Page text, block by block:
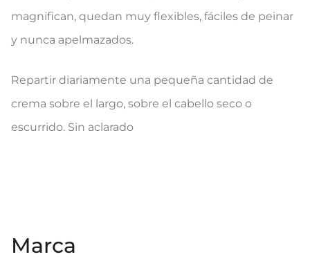
magnifican, quedan muy flexibles, fáciles de peinar
y nunca apelmazados.
Repartir diariamente una pequeña cantidad de
crema sobre el largo, sobre el cabello seco o
escurrido. Sin aclarado
Marca